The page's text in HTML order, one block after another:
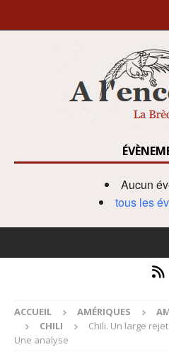
Aucun
tous les
ACCUEIL AMÉRIQUES
CHILI
Chili. Un large
Une analyse